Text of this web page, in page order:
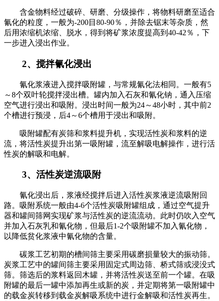
含金物料经过破碎、研磨、分级操作，将物料研磨至适合
氰化的粒度，一般为-200目80-90％，并除去锯末等杂质，然
后用浓缩机浓缩、脱水，得到将矿浆浓度提高到40-42％，下
一步进入浸出作业。
2、搅拌氰化浸出
氰化浆液进入搅拌吸附罐，与常规氰化法相同。一般有5
～8个双叶轮搅拌浸出槽。罐内加入石灰和氰化钠，通入压缩
空气进行浸出和吸附。浸出时间一般为24～48小时，其中前2
个槽进行预浸，后4～6个槽用于浸出和吸附。
吸附罐配有炭筛和浆料提升机，实现活性炭和浆料的逆
流，将活性炭提升出第一吸附罐，流至解吸电解操作，进行活
性炭的解吸和电解。
3、活性炭逆流吸附
氰化浸出后，浆液经搅拌后进入活性炭浆液逆流吸附回
路。吸附系统一般由4-6个活性炭吸附罐组成，通过空气提升
器和罐间筛网实现矿浆与活性炭的逆流流动。此时仍吹入空气
并加入石灰乳和氰化物，但最后1-2个吸附罐不加入氰化物，
以降低贫化浆液中氰化物的含量。
碳浆工艺初期的槽间筛主要采用碳磨损量较大的振动筛。
炭浆工艺中的罐间筛主要采用固定式周边筛、桥式筛或浸没式
筛。筛选后的浆料返回木罐，并将活性炭送至前一个罐。在吸
附罐的最后一罐中添加再生或新的炭，并定期将第一吸附罐中
的载金炭转移到载金炭解吸系统中进行金解吸和活性炭再生。